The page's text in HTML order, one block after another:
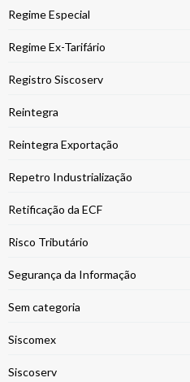
Regime Especial
Regime Ex-Tarifário
Registro Siscoserv
Reintegra
Reintegra Exportação
Repetro Industrialização
Retificação da ECF
Risco Tributário
Segurança da Informação
Sem categoria
Siscomex
Siscoserv